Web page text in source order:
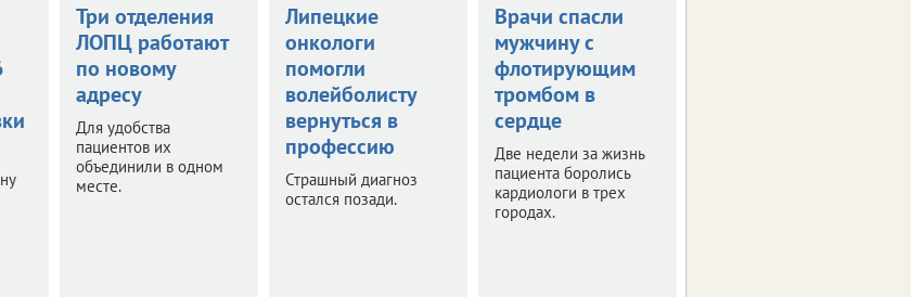
Три отделения
ЛОПЦ работают
по новому
адресу
Для удобства
пациентов их
объединили в одном
месте.
Липецкие
онкологи
помогли
волейболисту
вернуться в
профессию
Страшный диагноз
остался позади.
Врачи спасли
мужчину с
флотирующим
тромбом в
сердце
Две недели за жизнь
пациента боролись
кардиологи в трех
городах.